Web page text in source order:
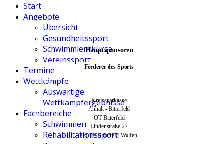
Start
Angebote
Übersicht
Gesundheitssport
Schwimmlernkurse
Vereinssport
Termine
Wettkämpfe
Auswärtige
Wettkampfergebnisse
Fachbereiche
Schwimmen
Rehabilitationssport
Hauptsponsoren
Förderer des Sports
Kreissparkasse
Anhalt - Bitterfeld
OT Bitterfeld
Lindenstraße 27
06749 Bitterfeld-Wolfen